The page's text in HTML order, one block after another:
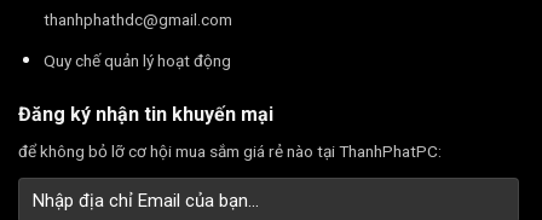
thanhphathdc@gmail.com
Quy chế quản lý hoạt động
Đăng ký nhận tin khuyến mại
để không bỏ lỡ cơ hội mua sắm giá rẻ nào tại ThanhPhatPC: